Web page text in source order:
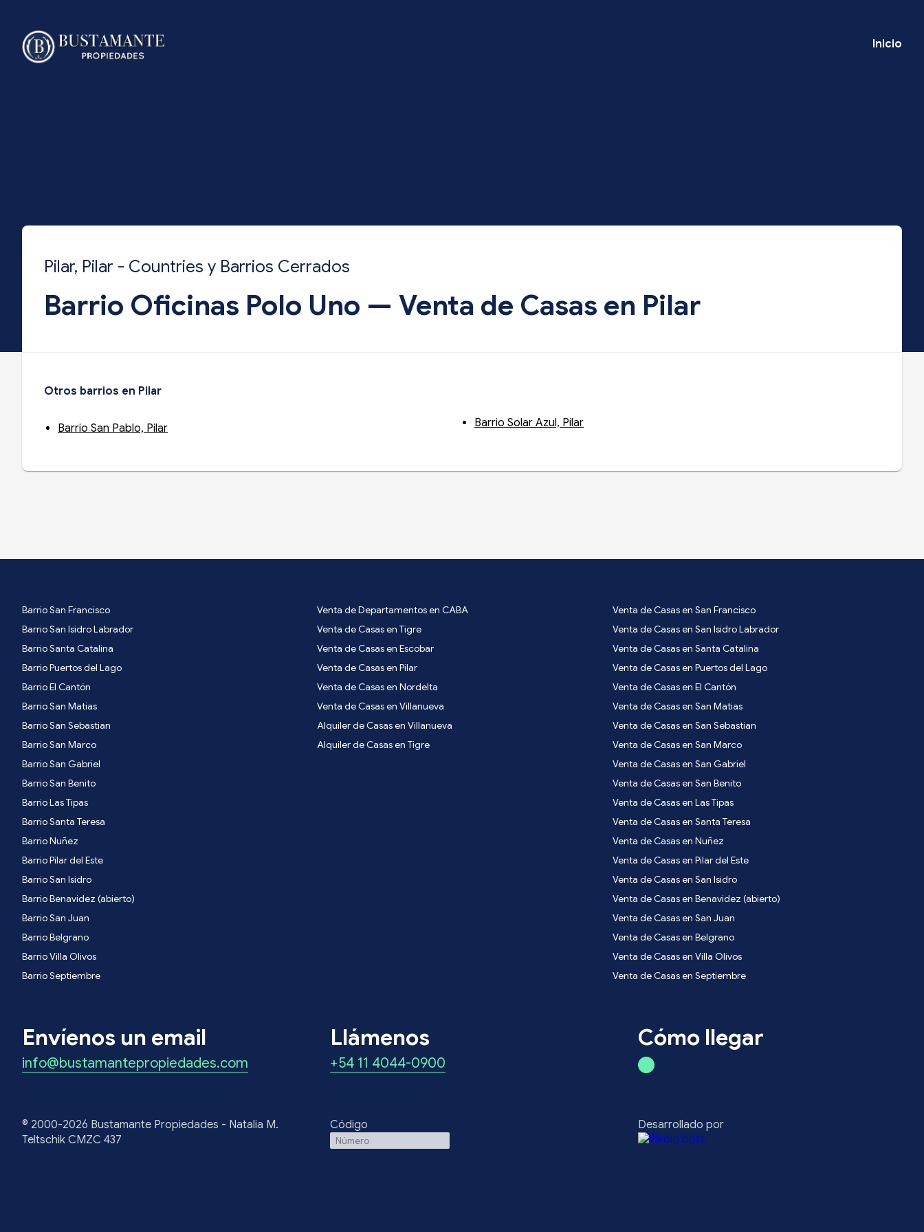
Inicio
Pilar, Pilar - Countries y Barrios Cerrados
Barrio Oficinas Polo Uno — Venta de Casas en Pilar
Otros barrios en Pilar
Barrio San Pablo, Pilar Barrio Solar Azul, Pilar
Barrio San Francisco
Barrio San Isidro Labrador
Barrio Santa Catalina
Barrio Puertos del Lago
Barrio El Cantón
Barrio San Matias
Barrio San Sebastian
Barrio San Marco
Barrio San Gabriel
Barrio San Benito
Barrio Las Tipas
Barrio Santa Teresa
Barrio Nuñez
Barrio Pilar del Este
Barrio San Isidro
Barrio Benavidez (abierto)
Barrio San Juan
Barrio Belgrano
Barrio Villa Olivos
Barrio Septiembre
Venta de Departamentos en CABA
Venta de Casas en Tigre
Venta de Casas en Escobar
Venta de Casas en Pilar
Venta de Casas en Nordelta
Venta de Casas en Villanueva
Alquiler de Casas en Villanueva
Alquiler de Casas en Tigre
Venta de Casas en San Francisco
Venta de Casas en San Isidro Labrador
Venta de Casas en Santa Catalina
Venta de Casas en Puertos del Lago
Venta de Casas en El Cantón
Venta de Casas en San Matias
Venta de Casas en San Sebastian
Venta de Casas en San Marco
Venta de Casas en San Gabriel
Venta de Casas en San Benito
Venta de Casas en Las Tipas
Venta de Casas en Santa Teresa
Venta de Casas en Nuñez
Venta de Casas en Pilar del Este
Venta de Casas en San Isidro
Venta de Casas en Benavidez (abierto)
Venta de Casas en San Juan
Venta de Casas en Belgrano
Venta de Casas en Villa Olivos
Venta de Casas en Septiembre
Envíenos un email
info@bustamantepropiedades.com
Llámenos
+54 11 4044-0900
Cómo llegar
© 2000-2026 Bustamante Propiedades - Natalia M.
Teltschik CMZC 437
Código Desarrollado por